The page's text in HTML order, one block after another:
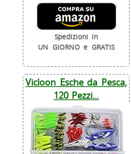
Spedizioni in
UN GIORNO e GRATIS
Vicloon Esche da Pesca,
120 Pezzi...